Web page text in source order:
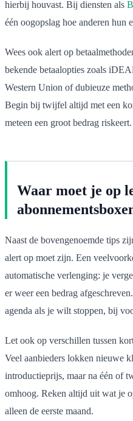
hierbij houvast. Bij diensten als
één oogopslag hoe anderen hun
Wees ook alert op
bekende betaalopties zoals
Western Union of dubieuze
Begin bij twijfel altijd met een
meteen een groot bedrag riskeert.
Waar moet je op
Naast de bovengenoemde tips
alert op moet zijn. Een
automatische verlenging: je
er weer een bedrag
agenda als je wilt stoppen, bij
Let ook op verschillen tussen
Veel aanbieders lokken nieuwe
introductieprijs, maar na één of
omhoog. Reken altijd uit wat je
alleen de eerste maand.